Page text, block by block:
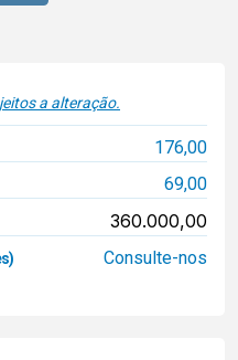
a alteração.
176,00
69,00
360.000,00
Consulte-nos